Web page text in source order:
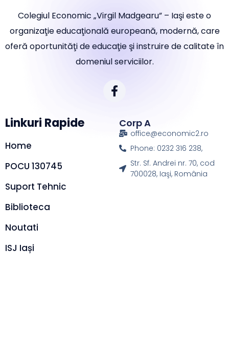
Colegiul Economic „Virgil Madgearu” – Iaşi este o
organizaţie educaţională europeană, modernă, care
oferă oportunităţi de educaţie şi instruire de calitate în
domeniul serviciilor.
Linkuri Rapide
Home
POCU 130745
Suport Tehnic
Biblioteca
Noutati
ISJ Iași
Corp A
office@economic2.ro
Phone: 0232 316 238,
Str. Sf. Andrei nr. 70, cod
700028, Iaşi, România